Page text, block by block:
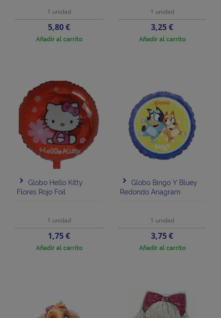
1 unidad
Precio
5,80 €
Añadir al carrito
1 unidad
Precio
3,25 €
Añadir al carrito
Globo Hello Kitty
Flores Rojo Foil
1 unidad
Precio
1,75 €
Añadir al carrito
Globo Bingo Y Bluey
Redondo Anagram
1 unidad
Precio
3,75 €
Añadir al carrito